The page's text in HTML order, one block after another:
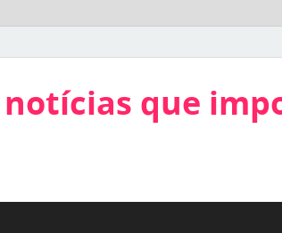
notícias que